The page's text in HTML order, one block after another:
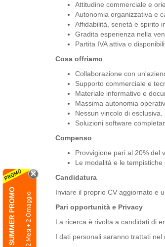
SUMMER PROMO 2 Mesi + 2 Omaggio
Attitudine commerciale e
Autonomia organizzativa e
Affidabilità, serietà e spirito
Gradita esperienza nella
Partita IVA attiva o
Cosa offriamo
Collaborazione con
Supporto commerciale e
Materiale informativo e
Massima autonomia
Nessun vincolo di esclusiva.
Soluzioni software
Compenso
Provvigione pari al 20% del
Le modalità e le
Candidatura
Inviare il proprio CV aggiornato e
Pari opportunità e Privacy
La ricerca è rivolta a candidati di
I dati personali saranno trattati nel